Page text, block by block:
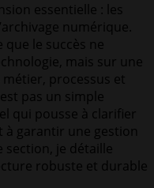
essentielle : les
numérique.
le succès ne
mais sur une
processus et
pas un simple
qui pousse à clarifier
à garantir une gestion
section, je détaille
robuste et durable